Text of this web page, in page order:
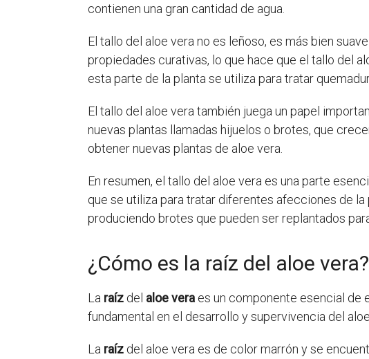
contienen una gran cantidad de agua.
El tallo del aloe vera no es leñoso, es más bien
propiedades curativas, lo que hace que el tallo del
esta parte de la planta se utiliza para tratar
El tallo del aloe vera también juega un papel
nuevas plantas llamadas hijuelos o brotes, que
obtener nuevas plantas de aloe vera.
En resumen, el tallo del aloe vera es una parte
que se utiliza para tratar diferentes afecciones de
produciendo brotes que pueden ser replantados
¿Cómo es la raíz del aloe vera?
La raíz del aloe vera es un componente esencial de
fundamental en el desarrollo y supervivencia del
La raíz del aloe vera es de color marrón y se